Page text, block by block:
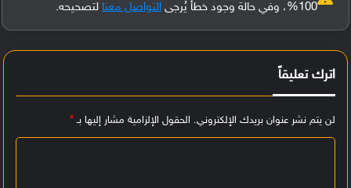
100%، وفي حالة وجود خطأ يُرجى
التواصل معنا لتصحيحه.
اترك تعليقاً
لن يتم نشر عنوان بريدك الإلكتروني. الحقول الإلزامية مشار إليها بـ*